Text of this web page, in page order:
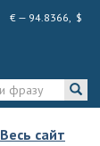
€ — 94.8366, $
Весь сайт